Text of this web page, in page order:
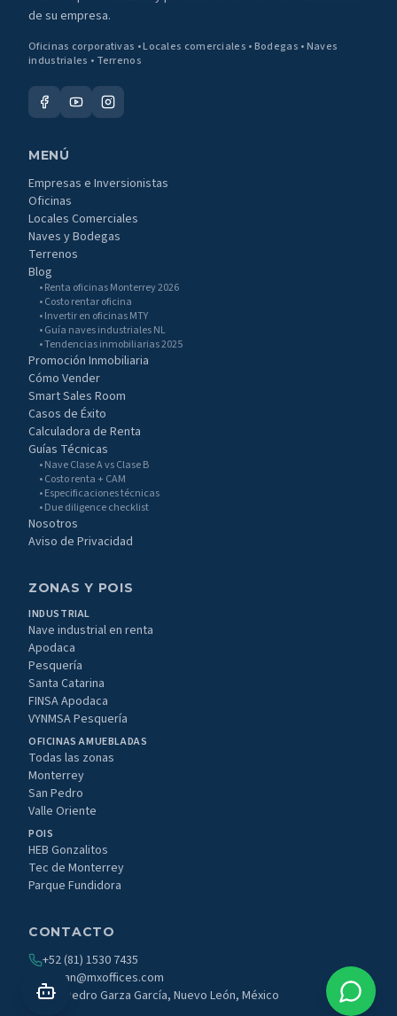
de su empresa.
Oficinas corporativas • Locales comerciales • Bodegas • Naves
industriales • Terrenos
MENÚ
Empresas e Inversionistas
Oficinas
Locales Comerciales
Naves y Bodegas
Terrenos
Blog
• Renta oficinas Monterrey 2026
• Costo rentar oficina
• Invertir en oficinas MTY
• Guía naves industriales NL
• Tendencias inmobiliarias 2025
Promoción Inmobiliaria
Cómo Vender
Smart Sales Room
Casos de Éxito
Calculadora de Renta
Guías Técnicas
• Nave Clase A vs Clase B
• Costo renta + CAM
• Especificaciones técnicas
• Due diligence checklist
Nosotros
Aviso de Privacidad
ZONAS Y POIS
INDUSTRIAL
Nave industrial en renta
Apodaca
Pesquería
Santa Catarina
FINSA Apodaca
VYNMSA Pesquería
OFICINAS AMUEBLADAS
Todas las zonas
Monterrey
San Pedro
Valle Oriente
POIS
HEB Gonzalitos
Tec de Monterrey
Parque Fundidora
CONTACTO
+52 (81) 1530 7435
roman@mxoffices.com
San Pedro Garza García, Nuevo León, México